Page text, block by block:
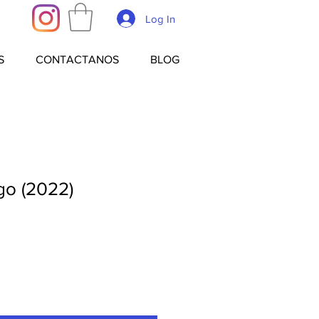
Log In
CONTACTANOS BLOG
(2022)